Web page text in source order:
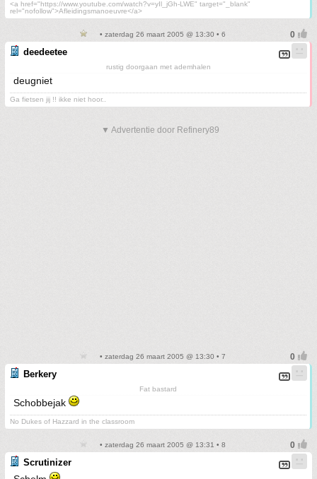
<a href="https://www.youtube.com/watch?v=yIl_jGh-LWE" target="_blank"
rel="nofollow">Afleidingsmanoeuvre</a>
• zaterdag 26 maart 2005 @ 13:30 • 6
deedeetee
rustig doorgaan met ademhalen
deugniet
Ga fietsen jij !! ikke niet hoor..
▼ Advertentie door Refinery89
• zaterdag 26 maart 2005 @ 13:30 • 7
Berkery
Fat bastard
Schobbejak
No Dukes of Hazzard in the classroom
• zaterdag 26 maart 2005 @ 13:31 • 8
Scrutinizer